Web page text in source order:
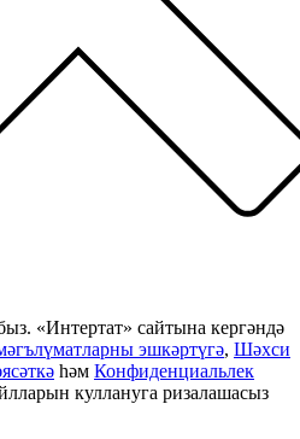
«Интертат» сайтына кергәндә
эшкәртүгә, Шәхси
һәм Конфиденциальлек
куллануга ризалашасыз